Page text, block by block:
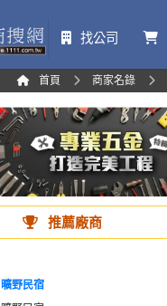
找公司
首頁 商家名錄
推薦廠商
曠野民宿